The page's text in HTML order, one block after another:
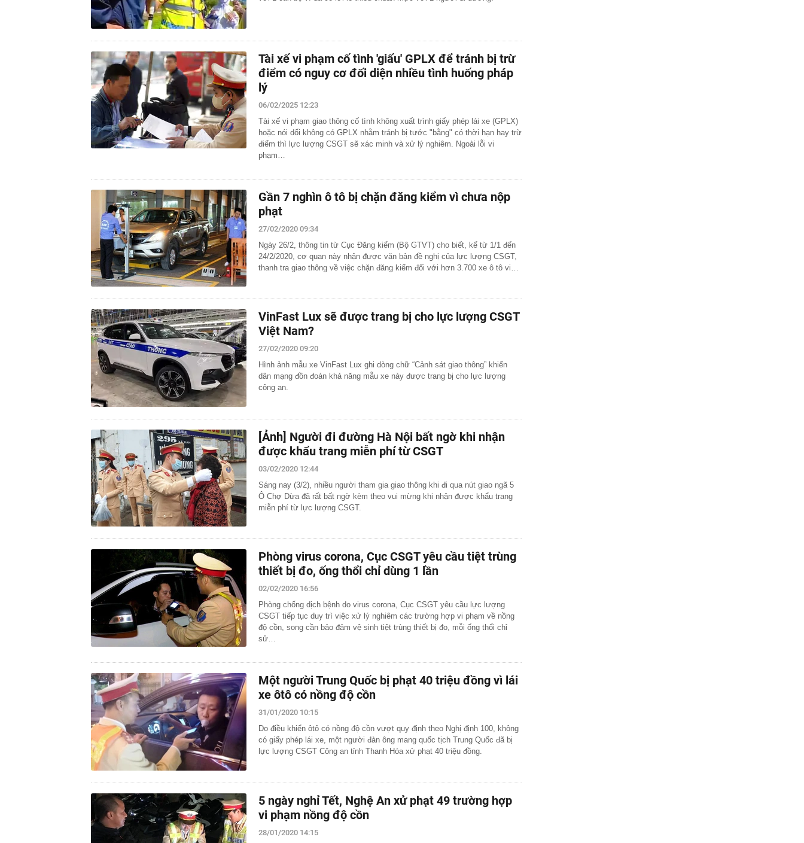
Tài xế vi phạm cố tình 'giấu' GPLX để tránh bị trừ
điểm có nguy cơ đối diện nhiều tình huống pháp
lý
06/02/2025 12:23
Tài xế vi phạm giao thông cố tình không xuất trình giấy phép lái xe (GPLX)
hoặc nói dối không có GPLX nhằm tránh bị tước "bằng" có thời hạn hay trừ
điểm thì lực lượng CSGT sẽ xác minh và xử lý nghiêm. Ngoài lỗi vi
phạm…
Gần 7 nghìn ô tô bị chặn đăng kiểm vì chưa nộp
phạt
27/02/2020 09:34
Ngày 26/2, thông tin từ Cục Đăng kiểm (Bộ GTVT) cho biết, kể từ 1/1 đến
24/2/2020, cơ quan này nhận được văn bản đề nghị của lực lượng CSGT,
thanh tra giao thông về việc chặn đăng kiểm đối với hơn 3.700 xe ô tô vi…
VinFast Lux sẽ được trang bị cho lực lượng CSGT
Việt Nam?
27/02/2020 09:20
Hình ảnh mẫu xe VinFast Lux ghi dòng chữ “Cảnh sát giao thông” khiến
dân mạng đồn đoán khả năng mẫu xe này được trang bị cho lực lượng
công an.
[Ảnh] Người đi đường Hà Nội bất ngờ khi nhận
được khẩu trang miễn phí từ CSGT
03/02/2020 12:44
Sáng nay (3/2), nhiều người tham gia giao thông khi đi qua nút giao ngã 5
Ô Chợ Dừa đã rất bất ngờ kèm theo vui mừng khi nhận được khẩu trang
miễn phí từ lực lượng CSGT.
Phòng virus corona, Cục CSGT yêu cầu tiệt trùng
thiết bị đo, ống thổi chỉ dùng 1 lần
02/02/2020 16:56
Phòng chống dịch bệnh do virus corona, Cục CSGT yêu cầu lực lượng
CSGT tiếp tục duy trì việc xử lý nghiêm các trường hợp vi phạm về nồng
độ cồn, song cần bảo đảm vệ sinh tiệt trùng thiết bị đo, mỗi ống thổi chỉ
sử…
Một người Trung Quốc bị phạt 40 triệu đồng vì lái
xe ôtô có nồng độ cồn
31/01/2020 10:15
Do điều khiển ôtô có nồng độ cồn vượt quy định theo Nghị định 100, không
có giấy phép lái xe, một người đàn ông mang quốc tịch Trung Quốc đã bị
lực lượng CSGT Công an tỉnh Thanh Hóa xử phạt 40 triệu đồng.
5 ngày nghỉ Tết, Nghệ An xử phạt 49 trường hợp
vi phạm nồng độ cồn
28/01/2020 14:15